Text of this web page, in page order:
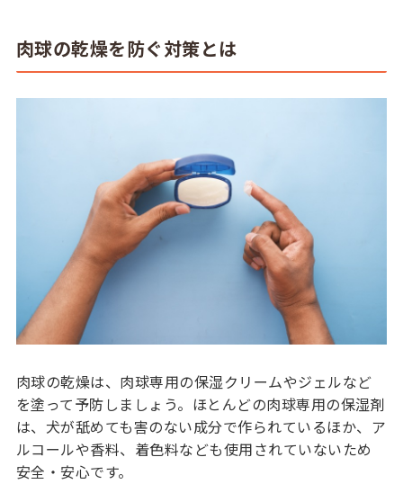
肉球の乾燥を防ぐ対策とは
肉球の乾燥は、肉球専用の保湿クリームやジェルなど
を塗って予防しましょう。ほとんどの肉球専用の保湿剤
は、犬が舐めても害のない成分で作られているほか、ア
ルコールや香料、着色料なども使用されていないため
安全・安心です。